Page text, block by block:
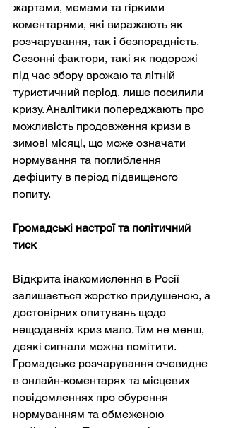
жартами, мемами та гіркими
коментарями, які виражають як
розчарування, так і безпорадність.
Сезонні фактори, такі як подорожі
під час збору врожаю та літній
туристичний період, лише посилили
кризу. Аналітики попереджають про
можливість продовження кризи в
зимові місяці, що може означати
нормування та поглиблення
дефіциту в період підвищеного
попиту.
Громадські настрої та політичний
тиск
Відкрита інакомислення в Росії
залишається жорстко придушеною, а
достовірних опитувань щодо
нещодавніх криз мало. Тим не менш,
деякі сигнали можна помітити.
Громадське розчарування очевидне
в онлайн-коментарях та місцевих
повідомленнях про обурення
нормуванням та обмеженою